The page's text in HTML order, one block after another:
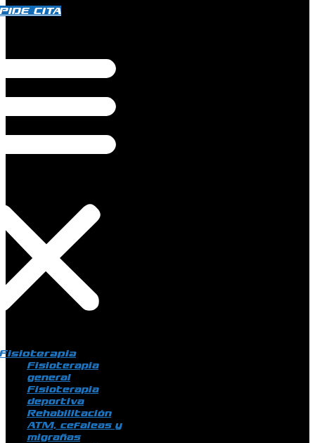
CITA
Fisioterapia
general
Fisioterapia
deportiva
Rehabilitación
ATM, cefaleas y
migrañas